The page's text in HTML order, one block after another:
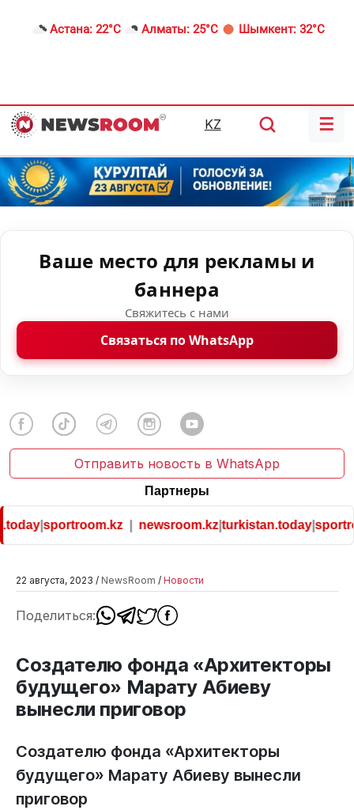
Астана: 22°C Алматы: 25°C Шымкент: 32°C
KZ ☰
Ваше место для рекламы и
баннера
Свяжитесь с нами
Связаться по WhatsApp
Отправить новость в WhatsApp
Партнеры
|sportroom.kz| newsroom.kz|turkistan.today|
22 августа, 2023 / NewsRoom / Новости
Поделиться:
Создателю фонда «Архитекторы
будущего» Марату Абиеву
вынесли приговор
Создателю фонда «Архитекторы
будущего» Марату Абиеву вынесли
приговор